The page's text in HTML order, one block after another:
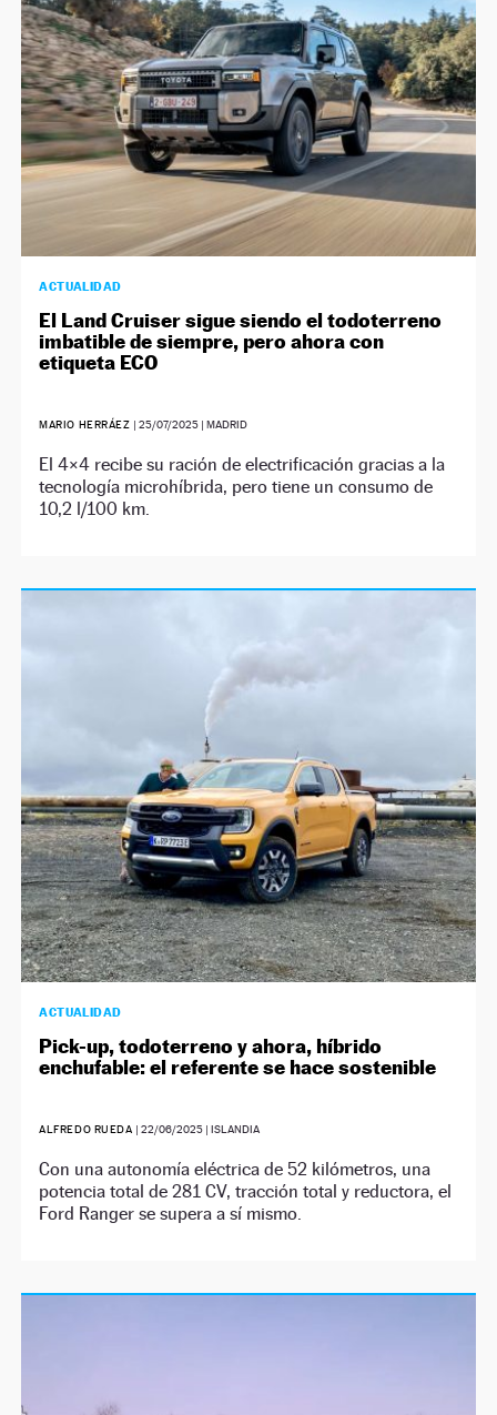
ACTUALIDAD
El Land Cruiser sigue siendo el todoterreno
imbatible de siempre, pero ahora con
etiqueta ECO
MARIO HERRÁEZ |25/07/2025 | MADRID
El 4×4 recibe su ración de electrificación gracias a la
tecnología microhíbrida, pero tiene un consumo de
10,2 l/100 km.
ACTUALIDAD
Pick-up, todoterreno y ahora, híbrido
enchufable: el referente se hace sostenible
ALFREDO RUEDA |22/06/2025 | ISLANDIA
Con una autonomía eléctrica de 52 kilómetros, una
potencia total de 281 CV, tracción total y reductora, el
Ford Ranger se supera a sí mismo.